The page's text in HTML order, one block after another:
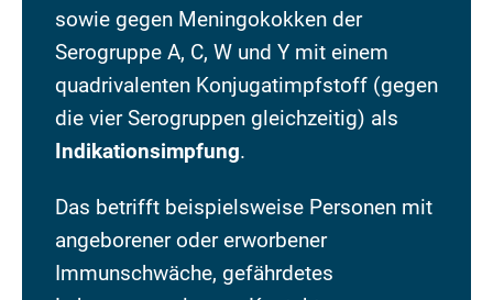
sowie gegen Meningokokken der
Serogruppe A, C, W und Y mit einem
quadrivalenten Konjugatimpfstoff (gegen
die vier Serogruppen gleichzeitig) als
Indikationsimpfung.
Das betrifft beispielsweise Personen mit
angeborener oder erworbener
Immunschwäche, gefährdetes